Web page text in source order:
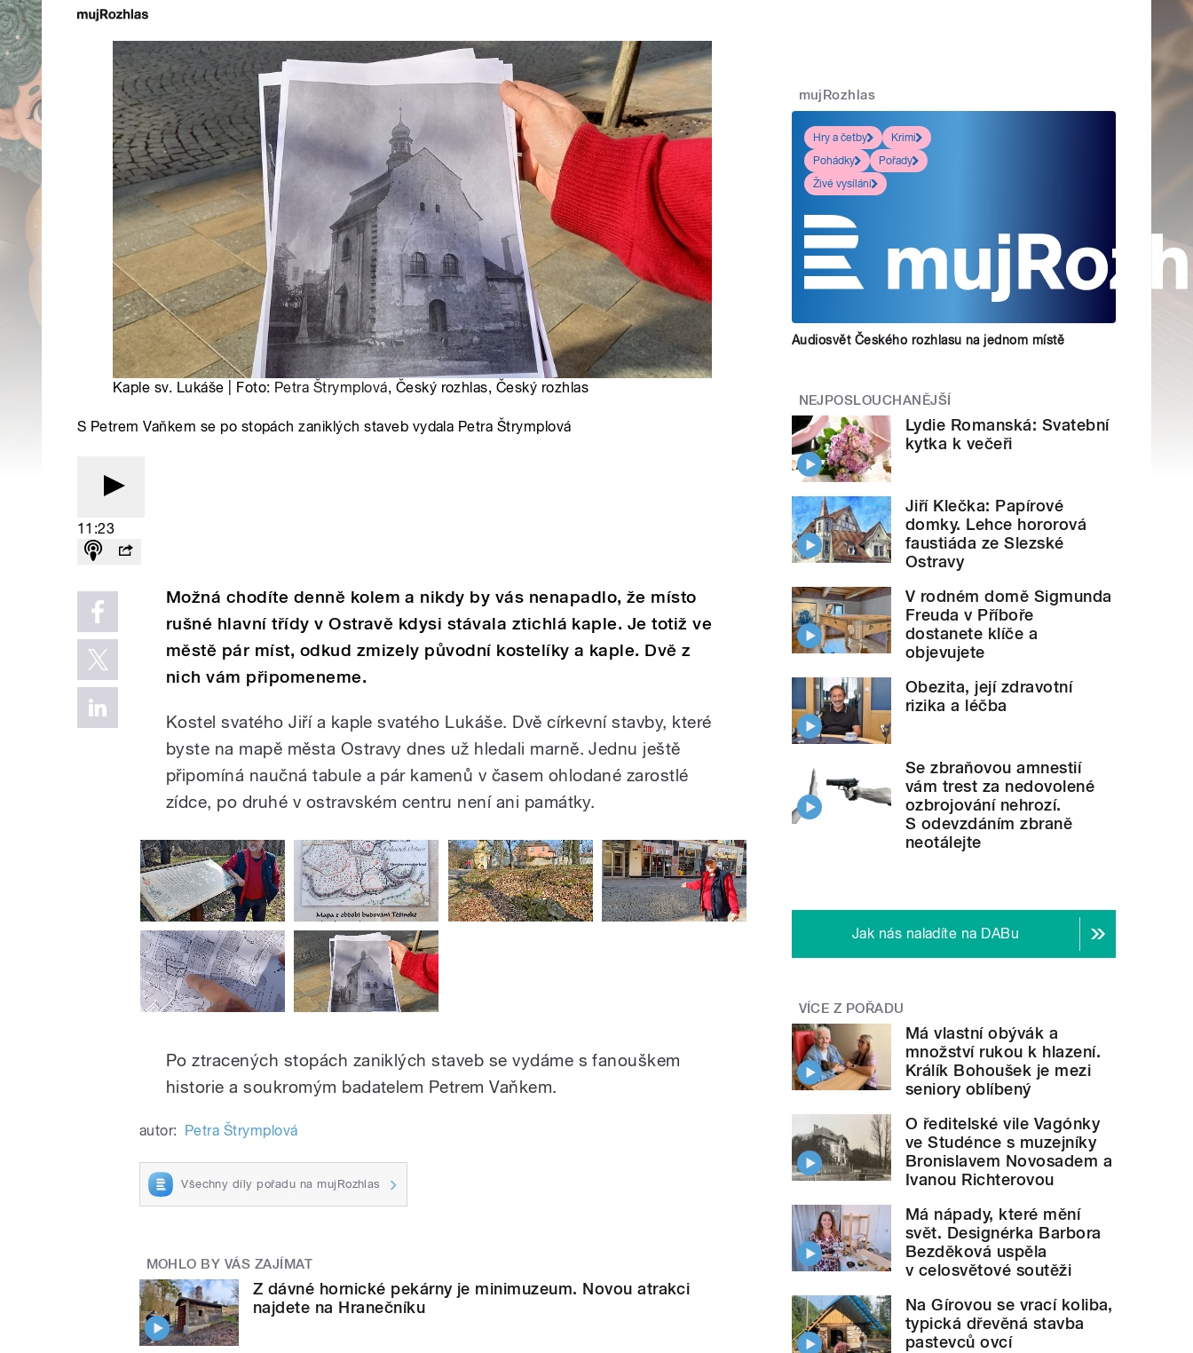
Kaple sv. Lukáše | Foto: Petra Štrymplová, Český rozhlas, Český rozhlas
S Petrem Vaňkem se po stopách zaniklých staveb vydala Petra Štrymplová
11:23
Možná chodíte denně kolem a nikdy by vás nenapadlo, že místo
rušné hlavní třídy v Ostravě kdysi stávala ztichlá kaple. Je totiž ve
městě pár míst, odkud zmizely původní kostelíky a kaple. Dvě z
nich vám připomeneme.
Kostel svatého Jiří a kaple svatého Lukáše. Dvě církevní stavby, které
byste na mapě města Ostravy dnes už hledali marně. Jednu ještě
připomíná naučná tabule a pár kamenů v časem ohlodané zarostlé
zídce, po druhé v ostravském centru není ani památky.
Po ztracených stopách zaniklých staveb se vydáme s fanouškem
historie a soukromým badatelem Petrem Vaňkem.
autor: Petra Štrymplová
Všechny díly pořadu na mujRozhlas
MOHLO BY VÁS ZAJÍMAT
Z dávné hornické pekárny je minimuzeum. Novou atrakci
najdete na Hranečníku
mujRozhlas
Hry a četby
Krimi
Pohádky
Pořady
Živé vysílání
Audiosvět Českého rozhlasu na jednom místě
NEJPOSLOUCHANĚJŠÍ
Lydie Romanská: Svatební
kytka k večeři
Jiří Klečka: Papírové
domky. Lehce hororová
faustiáda ze Slezské
Ostravy
V rodném domě Sigmunda
Freuda v Příboře
dostanete klíče a
objevujete
Obezita, její zdravotní
rizika a léčba
Se zbraňovou amnestií
vám trest za nedovolené
ozbrojování nehrozí.
S odevzdáním zbraně
neotálejte
Jak nás naladíte na DABu
VÍCE Z POŘADU
Má vlastní obývák a
množství rukou k hlazení.
Králík Bohoušek je mezi
seniory oblíbený
O ředitelské vile Vagónky
ve Studénce s muzejníky
Bronislavem Novosadem a
Ivanou Richterovou
Má nápady, které mění
svět. Designérka Barbora
Bezděková uspěla
v celosvětové soutěži
Na Gírovou se vrací koliba,
typická dřevěná stavba
pastevců ovcí